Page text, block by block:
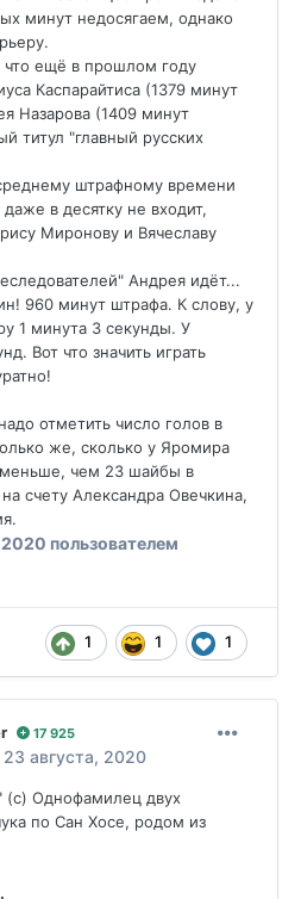
минут недосягаем, однако
что ещё в прошлом году
Каспарайтиса (1379 минут
Назарова (1409 минут
титул "главный русских
штрафному времени
в десятку не входит,
Миронову и Вячеславу
Андрея идёт...
960 минут штрафа. К слову, у
1 минута 3 секунды. У
Вот что значить играть
отметить число голов в
же, сколько у Яромира
чем 23 шайбы в
счету Александра Овечкина,
2020 пользователем
1 1 1
17 925
23 августа, 2020
(с) Однофамилец двух
по Сан Хосе, родом из